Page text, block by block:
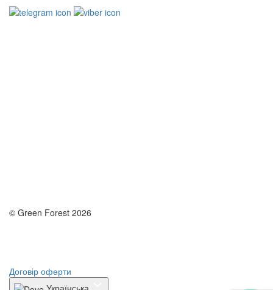
© Green Forest 2026
Договір оферти